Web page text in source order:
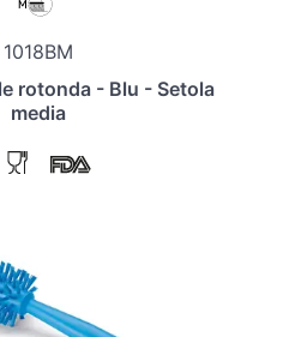
1018BM
rotonda - Blu - Setola
media